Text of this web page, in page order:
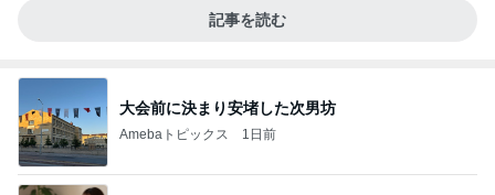
記事を読む
大会前に決まり安堵した次男坊
Amebaトピックス 1日前